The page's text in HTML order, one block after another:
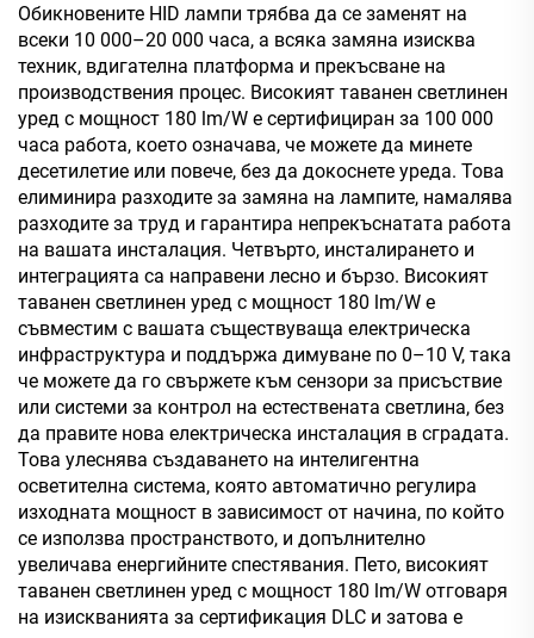
Обикновените HID лампи трябва да се заменят на
всеки 10 000–20 000 часа, а всяка замяна изисква
техник, вдигателна платформа и прекъсване на
производствения процес. Високият таванен светлинен
уред с мощност 180 lm/W е сертифициран за 100 000
часа работа, което означава, че можете да минете
десетилетие или повече, без да докоснете уреда. Това
елиминира разходите за замяна на лампите, намалява
разходите за труд и гарантира непрекъснатата работа
на вашата инсталация. Четвърто, инсталирането и
интеграцията са направени лесно и бързо. Високият
таванен светлинен уред с мощност 180 lm/W е
съвместим с вашата съществуваща електрическа
инфраструктура и поддържа димуване по 0–10 V, така
че можете да го свържете към сензори за присъствие
или системи за контрол на естествената светлина, без
да правите нова електрическа инсталация в сградата.
Това улеснява създаването на интелигентна
осветителна система, която автоматично регулира
изходната мощност в зависимост от начина, по който
се използва пространството, и допълнително
увеличава енергийните спестявания. Пето, високият
таванен светлинен уред с мощност 180 lm/W отговаря
на изискванията за сертификация DLC и затова е